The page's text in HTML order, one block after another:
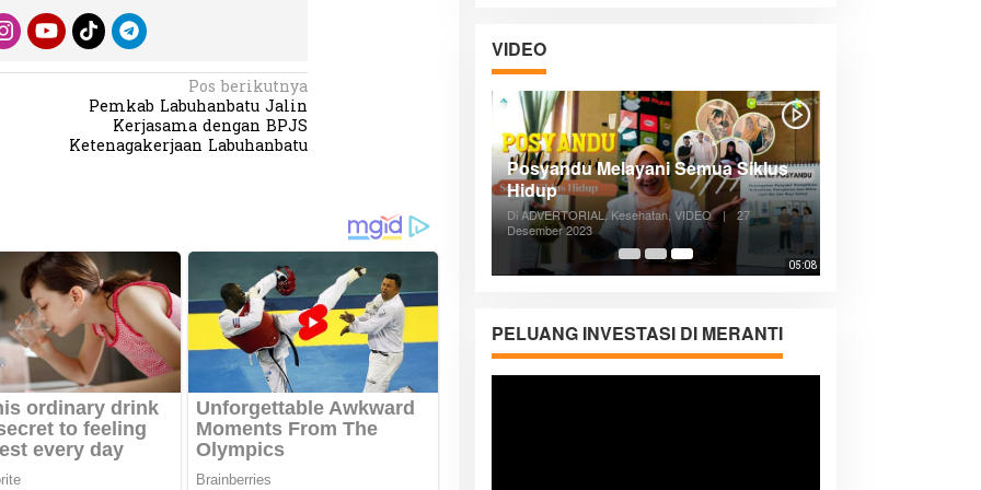
Pos berikutnya
Pemkab Labuhanbatu Jalin
Kerjasama dengan BPJS
Ketenagakerjaan Labuhanbatu
VIDEO
05:08
Posyandu Melayani Semua Siklus
Hidup
Di ADVERTORIAL, Kesehatan, VIDEO |
27
Desember 2023
PELUANG INVESTASI DI MERANTI